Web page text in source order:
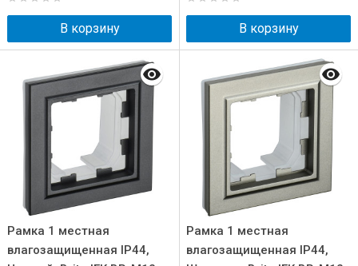
В корзину В корзину
Рамка 1 местная
влагозащищенная IP44,
Рамка 1 местная
влагозащищенная IP44,